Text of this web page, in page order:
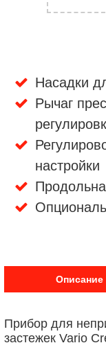
Насадки
Рычаг
настройки
Описание
Прибор для
застежек Vario